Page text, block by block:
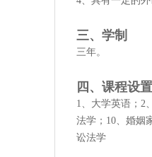
三、学制
三年。
四、课程设置
1、大学英语；2
法学；10、婚姻
讼法学